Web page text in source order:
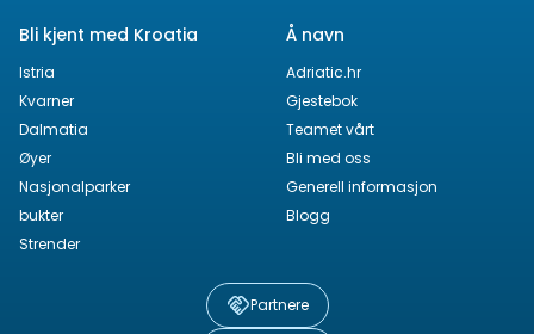
Bli kjent med Kroatia
Istria
Kvarner
Dalmatia
Øyer
Nasjonalparker
bukter
Strender
Å navn
Adriatic.hr
Gjestebok
Teamet vårt
Bli med oss
Generell informasjon
Blogg
Partnere